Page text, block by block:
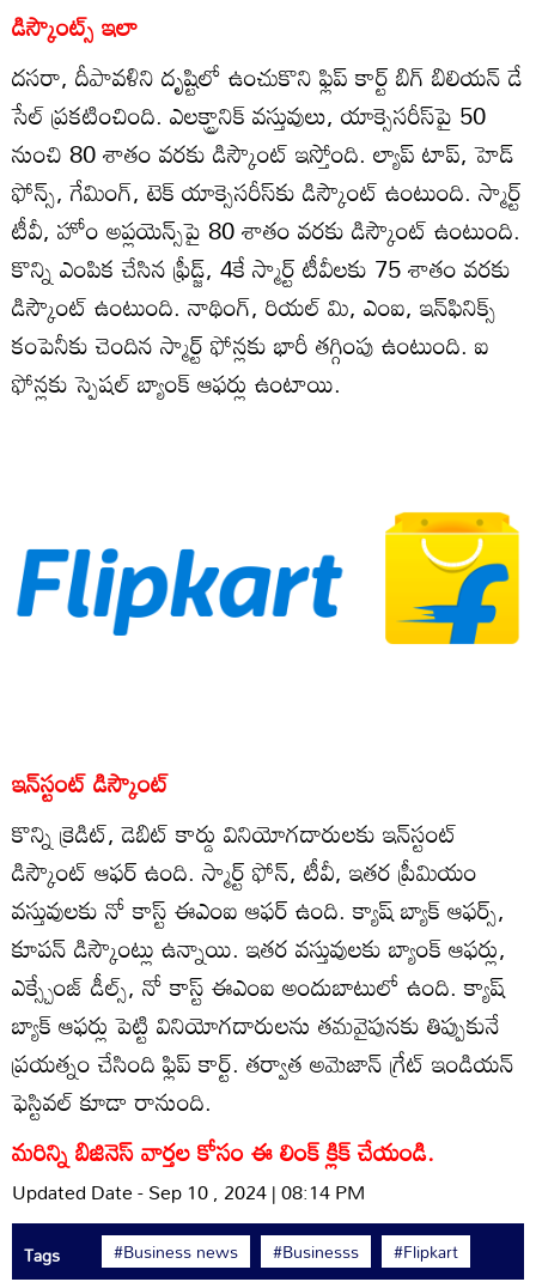
డిస్కౌంట్స్ ఇలా
దసరా, దీపావళిని దృష్టిలో ఉంచుకొని ఫ్లిప్ కార్ట్ బిగ్ బిలియన్ డే
సేల్‌ ప్రకటించింది. ఎలక్ట్రానిక్ వస్తువులు, యాక్సెసరీస్‌పై 50
నుంచి 80 శాతం వరకు డిస్కౌంట్ ఇస్తోంది. ల్యాప్ టాప్, హెడ్
ఫోన్స్, గేమింగ్, టెక్ యాక్సెసరీస్‌కు డిస్కౌంట్ ఉంటుంది. స్మార్ట్
టీవీ, హోం అప్లయెన్స్‌పై 80 శాతం వరకు డిస్కౌంట్ ఉంటుంది.
కొన్ని ఎంపిక చేసిన ఫ్రీడ్జ్, 4కే స్మార్ట్ టీవీలకు 75 శాతం వరకు
డిస్కౌంట్ ఉంటుంది. నాథింగ్, రియల్ మి, ఎంఐ, ఇన్‌ఫినిక్స్
కంపెనీకు చెందిన స్మార్ట్ ఫోన్లకు భారీ తగ్గింపు ఉంటుంది. ఐ
ఫోన్లకు స్పెషల్ బ్యాంక్ ఆఫర్లు ఉంటాయి.
ఇన్‌స్టంట్ డిస్కౌంట్
కొన్ని క్రెడిట్, డెబిట్ కార్డు వినియోగదారులకు ఇన్‌స్టంట్
డిస్కౌంట్ ఆఫర్ ఉంది. స్మార్ట్ ఫోన్, టీవీ, ఇతర ప్రీమియం
వస్తువులకు నో కాస్ట్ ఈఎంఐ ఆఫర్ ఉంది. క్యాష్ బ్యాక్ ఆఫర్స్,
కూపన్ డిస్కౌంట్లు ఉన్నాయి. ఇతర వస్తువులకు బ్యాంక్ ఆఫర్లు,
ఎక్స్చేంజ్ డీల్స్, నో కాస్ట్ ఈఎంఐ అందుబాటులో ఉంది. క్యాష్
బ్యాక్ ఆఫర్లు పెట్టి వినియోగదారులను తమవైపునకు తిప్పుకునే
ప్రయత్నం చేసింది ఫ్లిప్ కార్ట్. తర్వాత అమెజాన్ గ్రేట్ ఇండియన్
ఫెస్టివల్ కూడా రానుంది.
మరిన్ని బిజినెస్ వార్తల కోసం ఈ లింక్ క్లిక్ చేయండి.
Updated Date - Sep 10 , 2024 | 08:14 PM
Tags #Business news #Businesss #Flipkart